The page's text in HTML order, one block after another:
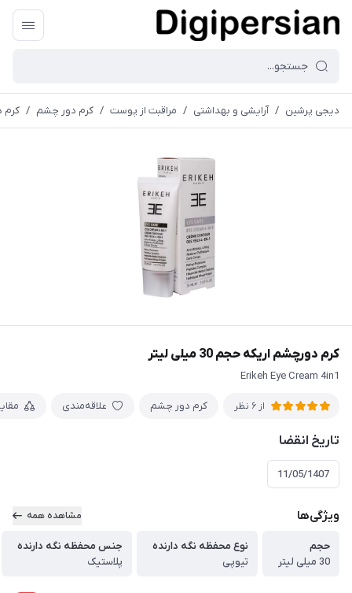
دیجی پرشین / آرایشی و بهداشتی / مراقبت از پوست / کرم دور چشم / کرم
کرم دورچشم اریکه حجم 30 میلی لیتر
Erikeh Eye Cream 4in1
از 6 نظر کرم دور چشم علاقه‌مندی
تاریخ انقضا
11/05/1407
ویژگی‌ها مشاهده همه
حجم
30 میلی لیتر
نوع محفظه نگه دارنده
تیوپی
جنس محفظه نگه دارنده
پلاستیک